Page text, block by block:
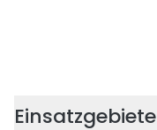
Einsatzgebiete